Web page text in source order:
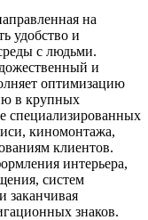
на
удобство и
с людьми.
и
оптимизацию
в крупных
специализированных
киномонтажа,
клиентов.
интерьера,
систем
заканчивая
знаков.